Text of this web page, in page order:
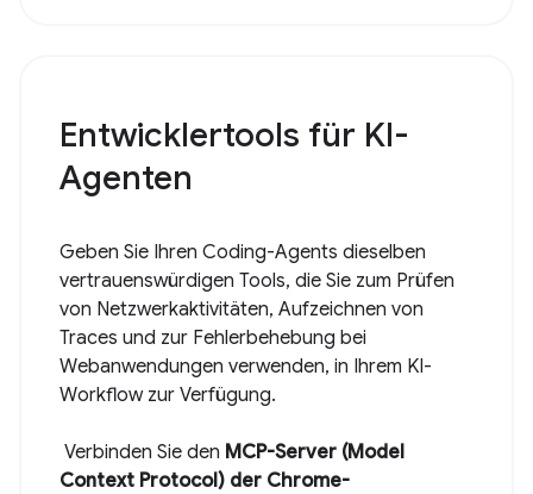
Entwicklertools für KI-
Agenten
Geben Sie Ihren Coding-Agents dieselben
vertrauenswürdigen Tools, die Sie zum Prüfen
von Netzwerkaktivitäten, Aufzeichnen von
Traces und zur Fehlerbehebung bei
Webanwendungen verwenden, in Ihrem KI-
Workflow zur Verfügung.
Verbinden Sie den MCP-Server (Model
Context Protocol) der Chrome-